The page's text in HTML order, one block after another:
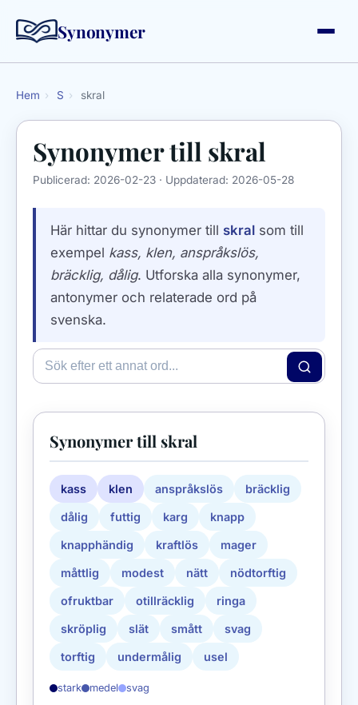
Synonymer
Hem › S › skral
Synonymer till skral
Publicerad: 2026-02-23 · Uppdaterad: 2026-05-28
Här hittar du synonymer till skral som till
exempel kass, klen, anspråkslös,
bräcklig, dålig. Utforska alla synonymer,
antonymer och relaterade ord på
svenska.
Synonymer till skral
kass klen anspråkslös bräcklig
dålig futtig karg knapp
knapphändig kraftlös mager
måttlig modest nätt nödtorftig
ofruktbar otillräcklig ringa
skröplig slät smått svag
torftig undermålig usel
stark medel svag